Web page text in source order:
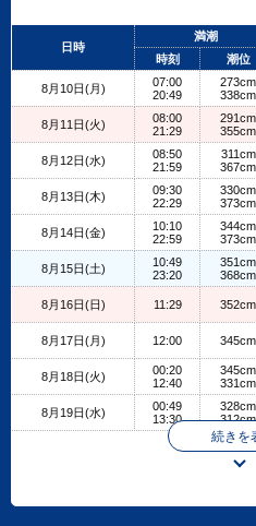
+
日時
満潮
時刻
潮位
8月10日(月)
07:00
20:49
273cm
338cm
8月11日(火)
08:00
21:29
291cm
355cm
8月12日(水)
08:50
21:59
311cm
367cm
8月13日(木)
09:30
22:29
330cm
373cm
8月14日(金)
10:10
22:59
344cm
373cm
8月15日(土)
10:49
23:20
351cm
368cm
8月16日(日) 11:29 352cm
8月17日(月) 12:00 345cm
8月18日(火)
00:20
12:40
345cm
331cm
8月19日(水)
00:49
13:30
328cm
312cm
続きを